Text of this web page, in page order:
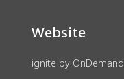
Website
ignite by OnDemand